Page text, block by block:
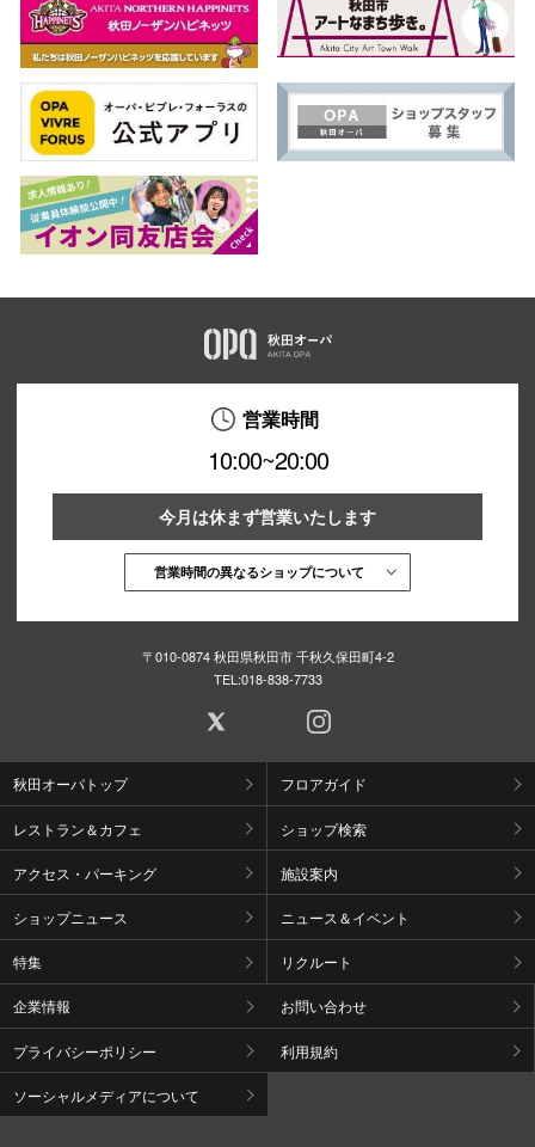
営業時間
10:00~20:00
今月は休まず営業いたします
営業時間の異なるショップについて
〒010-0874 秋田県秋田市 千秋久保田町4-2
TEL:018-838-7733
秋田オーパトップ フロアガイド
レストラン＆カフェ ショップ検索
アクセス・パーキング 施設案内
ショップニュース ニュース＆イベント
特集 リクルート
企業情報 お問い合わせ
プライバシーポリシー 利用規約
ソーシャルメディアについて